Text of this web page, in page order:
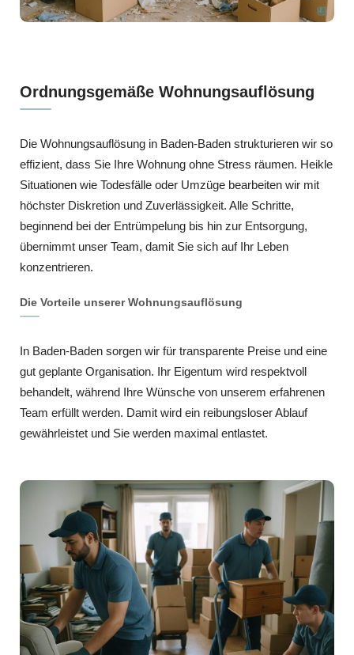
Ordnungsgemäße Wohnungsauflösung
Die Wohnungsauflösung in Baden-Baden strukturieren wir so
effizient, dass Sie Ihre Wohnung ohne Stress räumen. Heikle
Situationen wie Todesfälle oder Umzüge bearbeiten wir mit
höchster Diskretion und Zuverlässigkeit. Alle Schritte,
beginnend bei der Entrümpelung bis hin zur Entsorgung,
übernimmt unser Team, damit Sie sich auf Ihr Leben
konzentrieren.
Die Vorteile unserer Wohnungsauflösung
In Baden-Baden sorgen wir für transparente Preise und eine
gut geplante Organisation. Ihr Eigentum wird respektvoll
behandelt, während Ihre Wünsche von unserem erfahrenen
Team erfüllt werden. Damit wird ein reibungsloser Ablauf
gewährleistet und Sie werden maximal entlastet.